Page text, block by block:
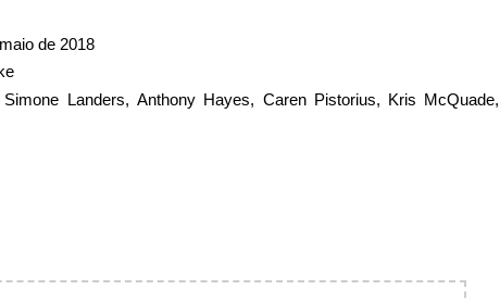
de 2018
Simone Landers, Anthony Hayes, Caren Pistorius, Kris McQuade,